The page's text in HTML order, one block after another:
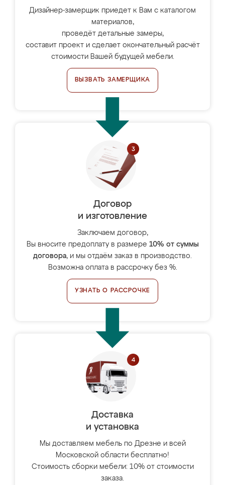
Дизайнер-замерщик приедет к Вам с каталогом
материалов,
проведёт детальные замеры,
составит проект и сделает окончательный расчёт
стоимости Вашей будущей мебели.
ВЫЗВАТЬ ЗАМЕРЩИКА
Договор
и изготовление
Заключаем договор,
Вы вносите предоплату в размере 10% от суммы
договора, и мы отдаём заказ в производство.
Возможна оплата в рассрочку без %.
УЗНАТЬ О РАССРОЧКЕ
Доставка
и установка
Мы доставляем мебель по Дрезне и всей
Московской области бесплатно!
Стоимость сборки мебели: 10% от стоимости
заказа.